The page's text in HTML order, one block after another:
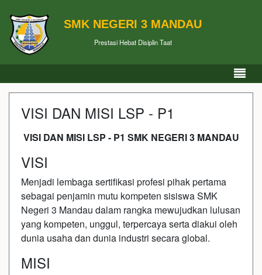
SMK NEGERI 3 MANDAU
Prestasi Hebat Disiplin Taat
VISI DAN MISI LSP - P1
VISI DAN MISI LSP - P1 SMK NEGERI 3 MANDAU
VISI
Menjadi lembaga sertifikasi profesi pihak pertama
sebagai penjamin mutu kompeten sisiswa SMK
Negeri 3 Mandau dalam rangka mewujudkan lulusan
yang kompeten, unggul, terpercaya serta diakui oleh
dunia usaha dan dunia industri secara global.
MISI